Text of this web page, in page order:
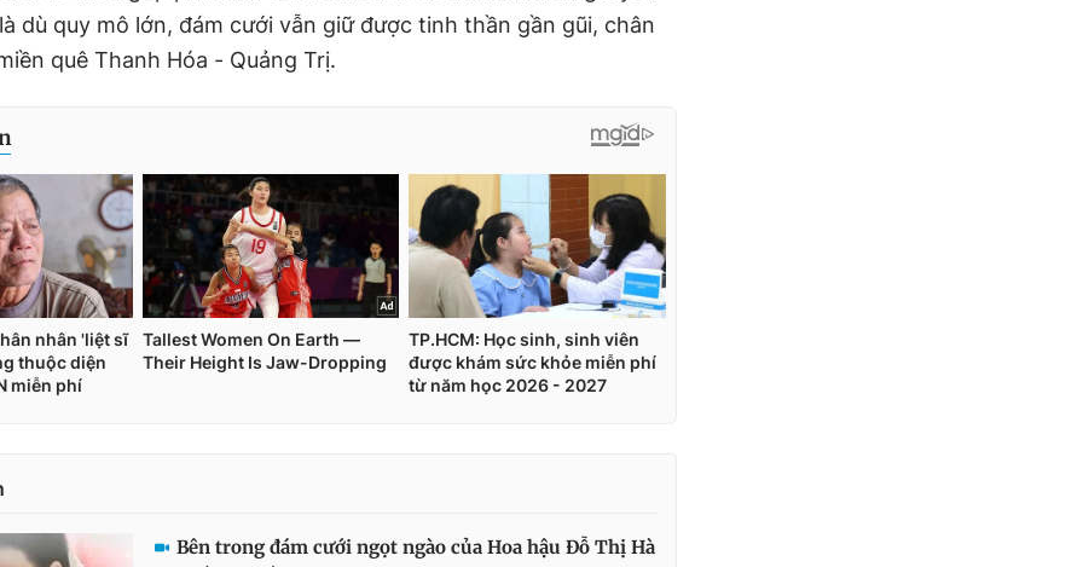
dù quy mô lớn, đám cưới vẫn giữ được tinh thần gần gũi, chân
quê Thanh Hóa - Quảng Trị.
Bên trong đám cưới ngọt ngào của Hoa hậu Đỗ Thị Hà